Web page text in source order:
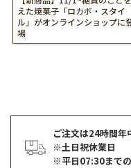
えた焼菓子「ロカボ・スタイ
ル」がオンラインショップに
場
ご注文は24時間年
※土日祝休業日
※平日07:30までの